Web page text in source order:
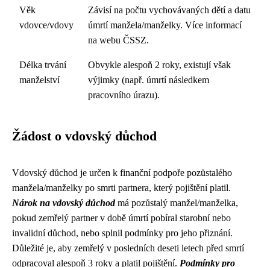
Věk
vdovce/vdovy
Závisí na počtu vychovávaných dětí a datu
úmrtí manžela/manželky. Více informací
na webu ČSSZ.
Délka trvání
manželství
Obvykle alespoň 2 roky, existují však
výjimky (např. úmrtí následkem
pracovního úrazu).
Žádost o vdovský důchod
Vdovský důchod je určen k finanční podpoře pozůstalého
manžela/manželky po smrti partnera, který pojištění platil.
Nárok na vdovský důchodmá pozůstalý manžel/manželka,
pokud zemřelý partner v době úmrtí pobíral starobní nebo
invalidní důchod, nebo splnil podmínky pro jeho přiznání.
Důležité je, aby zemřelý v posledních deseti letech před smrtí
odpracoval alespoň 3 roky a platil pojištění. Podmínky pro